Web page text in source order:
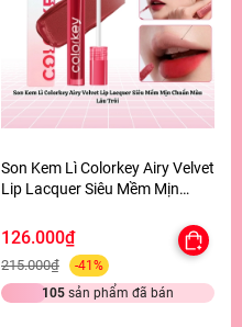
Son Kem Lì Colorkey Airy Velvet
Lip Lacquer Siêu Mềm Mịn
126.000₫
215.000₫
-41%
105 sản phẩm đã bán